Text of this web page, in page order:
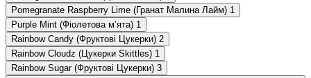
Pomegranate Raspberry Lime (Гранат Малина Лайм) 1
Purple Mint (Фіолетова мʼята) 1
Rainbow Candy (Фруктові Цукерки) 2
Rainbow Cloudz (Цукерки Skittles) 1
Rainbow Sugar (Фруктові Цукерки) 3